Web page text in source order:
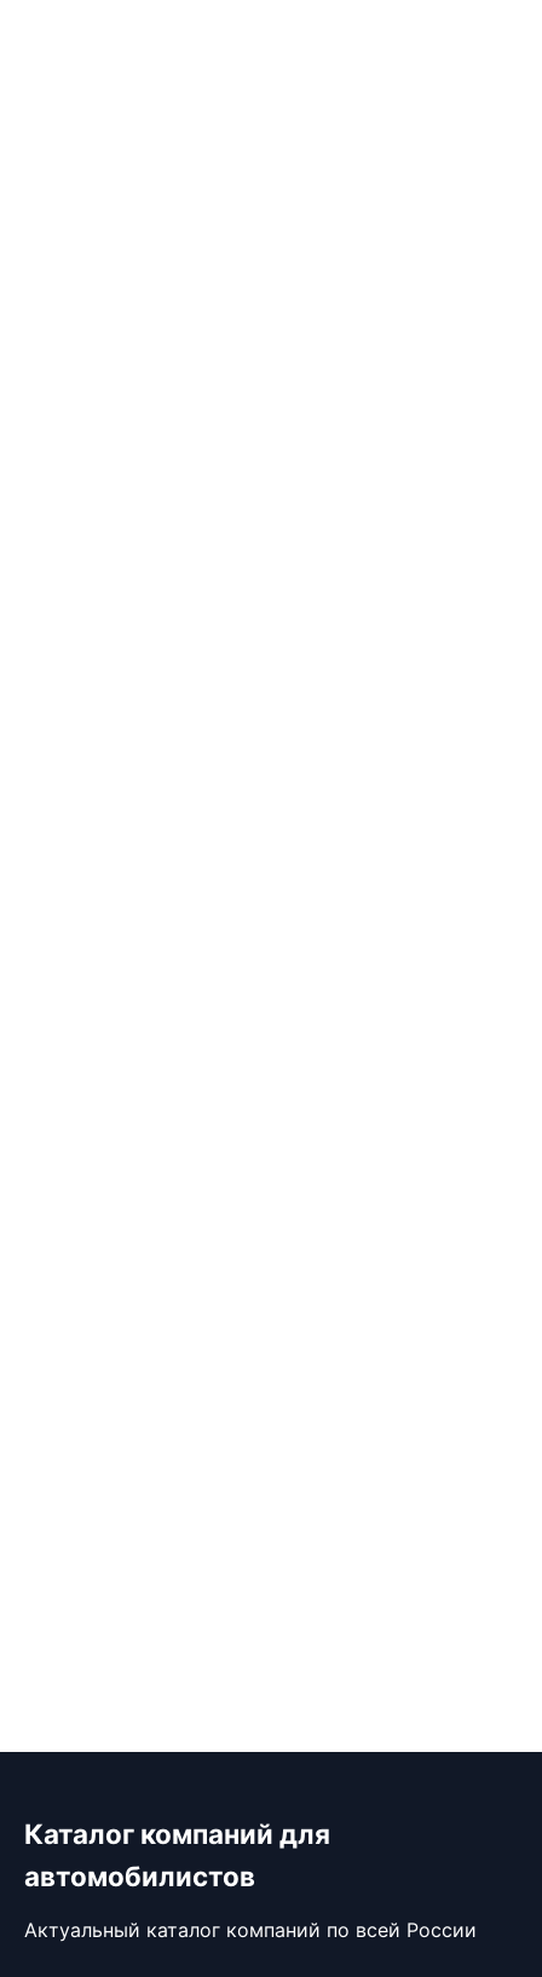
Каталог компаний для
автомобилистов
Актуальный каталог компаний по всей России